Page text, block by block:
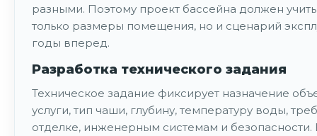
разными. Поэтому проект бассейна должен
только размеры помещения, но и сценарий
годы вперед.
Разработка технического задания
Техническое задание фиксирует назначение
услуги, тип чаши, глубину, температуру воды,
отделке, инженерным системам и безопасности.